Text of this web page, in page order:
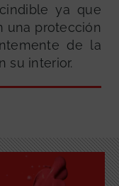
ya que
una protección
de la
su interior.